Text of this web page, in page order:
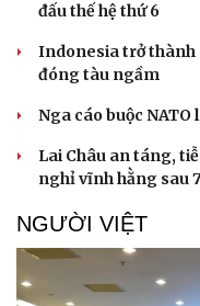
Thông tin doanh nghiệp
Doanh nghiệp 24h
Doanh nhân
Vì cộng đồng
đấu thế hệ thứ 6
Indonesia trở thành
đóng tàu ngầm
Nga cáo buộc
Lai Châu an táng,
nghỉ vĩnh hằng sau
NGƯỜI VIỆT